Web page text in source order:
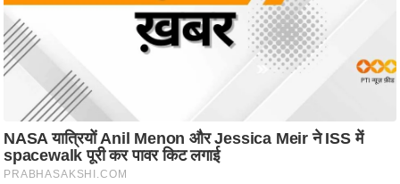
सा
म
यि
मा
तृ
भू
मि